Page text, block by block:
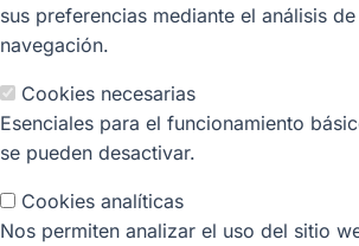
sus preferencias mediante el análisis
navegación.
Cookies necesarias
Esenciales para el funcionamiento
se pueden desactivar.
Cookies analíticas
Nos permiten analizar el uso del sitio